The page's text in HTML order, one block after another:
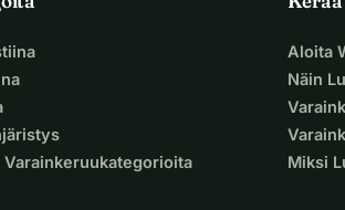
Varainkeruukategorioita
Aloita
Näin
Miksi